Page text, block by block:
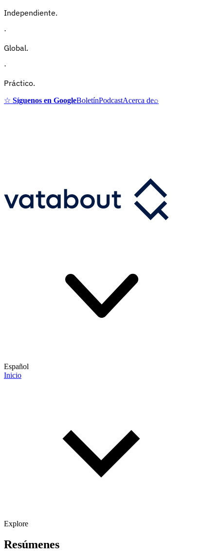
Independiente.
·
Global.
·
Práctico.
☆ Síguenos en GoogleBoletínPodcastAcerca de⌕
Español
Inicio
Explore
Resúmenes